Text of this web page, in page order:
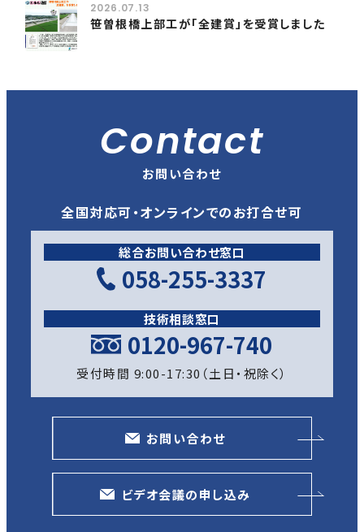
2026.07.13
笹曽根橋上部工が「全建賞」を受賞しました
Contact
お問い合わせ
全国対応可・オンラインでのお打合せ可
総合お問い合わせ窓口
058-255-3337
技術相談窓口
0120-967-740
受付時間 9:00-17:30（土日・祝除く）
お問い合わせ
ビデオ会議の申し込み